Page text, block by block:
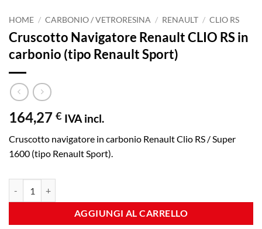
HOME / CARBONIO / VETRORESINA / RENAULT / CLIO RS
Cruscotto Navigatore Renault CLIO RS in
carbonio (tipo Renault Sport)
164,27 € IVA incl.
Cruscotto navigatore in carbonio Renault Clio RS / Super
1600 (tipo Renault Sport).
AGGIUNGI AL CARRELLO